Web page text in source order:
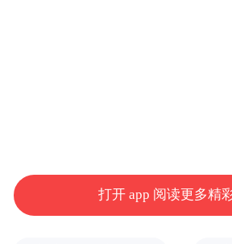
打开 app 阅读更多精